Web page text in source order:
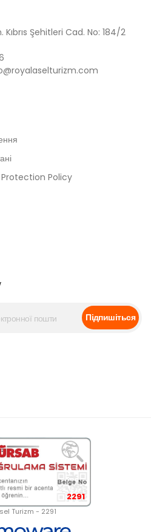
Kıbrıs Şehitleri Cad. No: 184/2
Policy
Підпишіться
2291
Turizm - 2291